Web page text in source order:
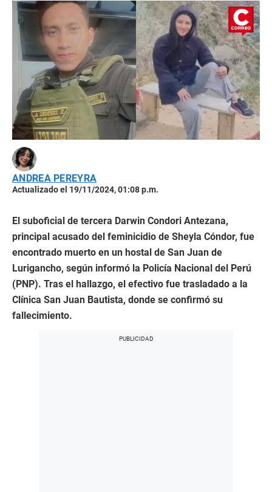
ANDREA PEREYRA
Actualizado el 19/11/2024, 01:08 p.m.
El suboficial de tercera Darwin Condori Antezana,
principal acusado del feminicidio de Sheyla Cóndor, fue
encontrado muerto en un hostal de San Juan de
Lurigancho, según informó la Policía Nacional del Perú
(PNP). Tras el hallazgo, el efectivo fue trasladado a la
Clínica San Juan Bautista, donde se confirmó su
fallecimiento.